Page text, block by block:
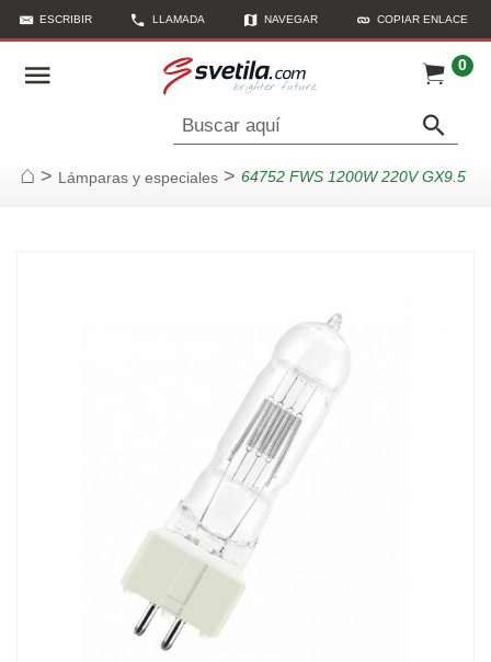
ESCRIBIR LLAMADA NAVEGAR COPIAR ENLACE
0
Buscar aquí
Página de inicio
> Lámparas y especiales > 64752 FWS 1200W 220V GX9.5